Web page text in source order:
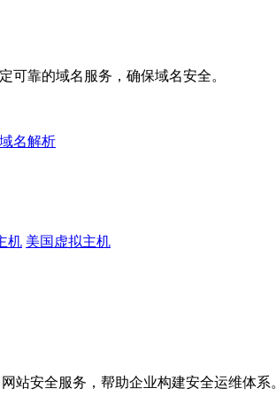
可靠的域名服务，确保域名安全。
域名解析
机 美国虚拟主机
站安全服务，帮助企业构建安全运维体系